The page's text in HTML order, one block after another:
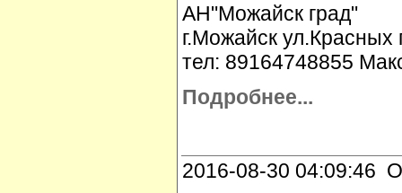
АН"Можайск град"
г.Можайск
тел: 89164748855
Подробнее...
2016-08-30 04:09:46